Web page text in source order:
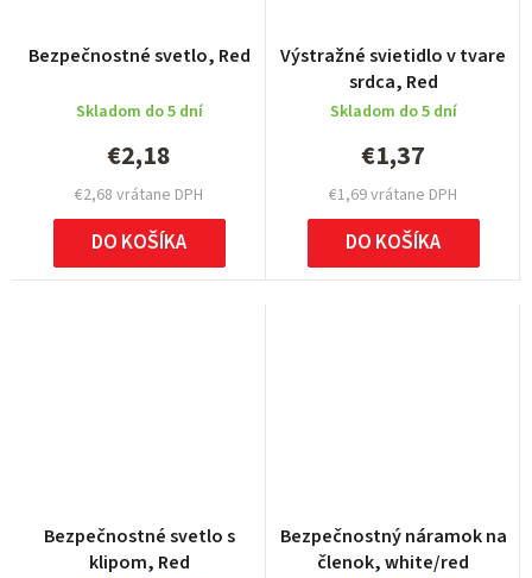
Bezpečnostné svetlo, Red
Skladom do 5 dní
€2,68 vrátane DPH
€2,18
DO KOŠÍKA
Výstražné svietidlo v tvare
srdca, Red
Skladom do 5 dní
€1,69 vrátane DPH
€1,37
DO KOŠÍKA
Bezpečnostné svetlo s
klipom, Red
Bezpečnostný náramok na
členok, white/red